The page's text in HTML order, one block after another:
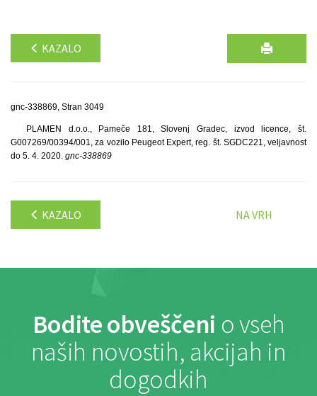
KAZALO
gnc-338869, Stran 3049
PLAMEN d.o.o., Pameče 181, Slovenj Gradec, izvod licence, št.
G007269/00394/001, za vozilo Peugeot Expert, reg. št. SGDC221, veljavnost
do 5. 4. 2020. gnc-338869
KAZALO NA VRH
Bodite obveščeni o vseh
naših novostih, akcijah in
dogodkih